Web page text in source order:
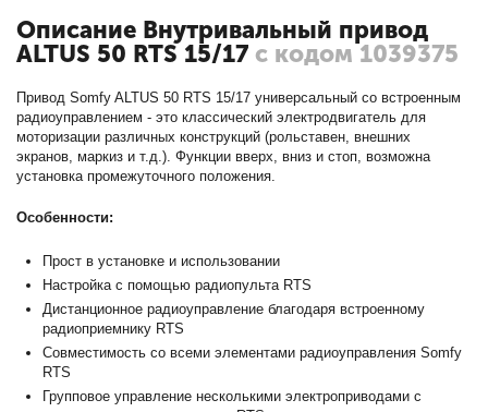
Описание Внутривальный привод
ALTUS 50 RTS 15/17 с кодом 1039375
Привод Somfy ALTUS 50 RTS 15/17 универсальный со встроенным
радиоуправлением - это классический электродвигатель для
моторизации различных конструкций (рольставен, внешних
экранов, маркиз и т.д.). Функции вверх, вниз и стоп, возможна
установка промежуточного положения.
Особенности:
Прост в установке и использовании
Настройка с помощью радиопульта RTS
Дистанционное радиоуправление благодаря встроенному
радиоприемнику RTS
Совместимость со всеми элементами радиоуправления Somfy
RTS
Групповое управление несколькими электроприводами с